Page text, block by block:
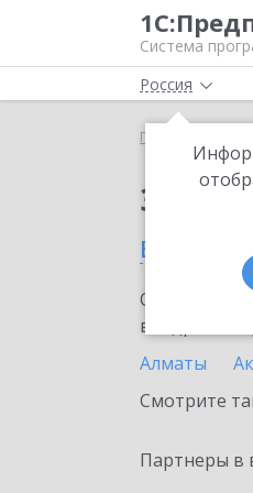
Система
Россия
Главная
в
внедрение
Алматы
Смотрите
Партнеры в